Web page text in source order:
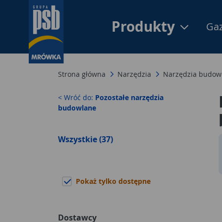
Produkty
Strona główna Narzędzia Narzędzia
< Wróć do: Pozostałe narzędzia
budowlane
Wszystkie (37)
Pokaż tylko dostępne
Dostawcy